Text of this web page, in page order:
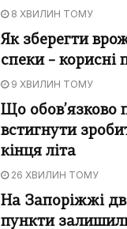
8 ХВИЛИН ТОМУ
Як зберегти
спеки – корисні
9 ХВИЛИН ТОМУ
Що обов’язково
встигнути
кінця літа
26 ХВИЛИН ТОМУ
На Запоріжжі
пункти